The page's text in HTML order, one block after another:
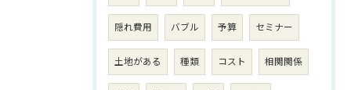
隠れ費用 バブル 予算 セミナー
土地がある 種類 コスト 相関関係